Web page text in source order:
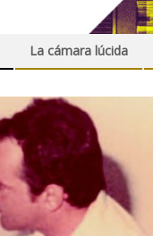
La cámara lúcida